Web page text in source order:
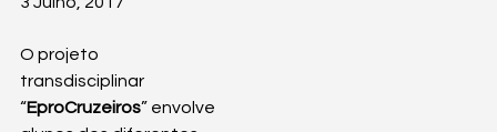
O projeto
transdisciplinar
“EproCruzeiros” envolve